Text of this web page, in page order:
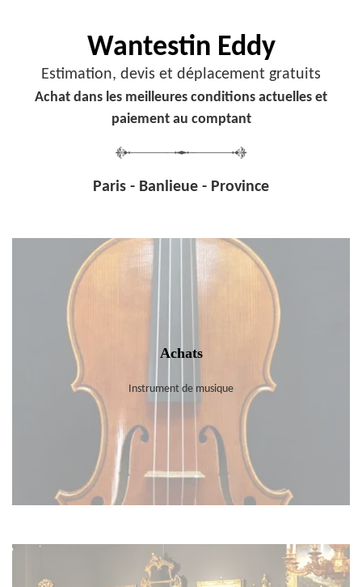
Wantestin Eddy
Estimation, devis et déplacement gratuits
Achat dans les meilleures conditions actuelles et
paiement au comptant
Paris - Banlieue - Province
Achats
Instrument de musique